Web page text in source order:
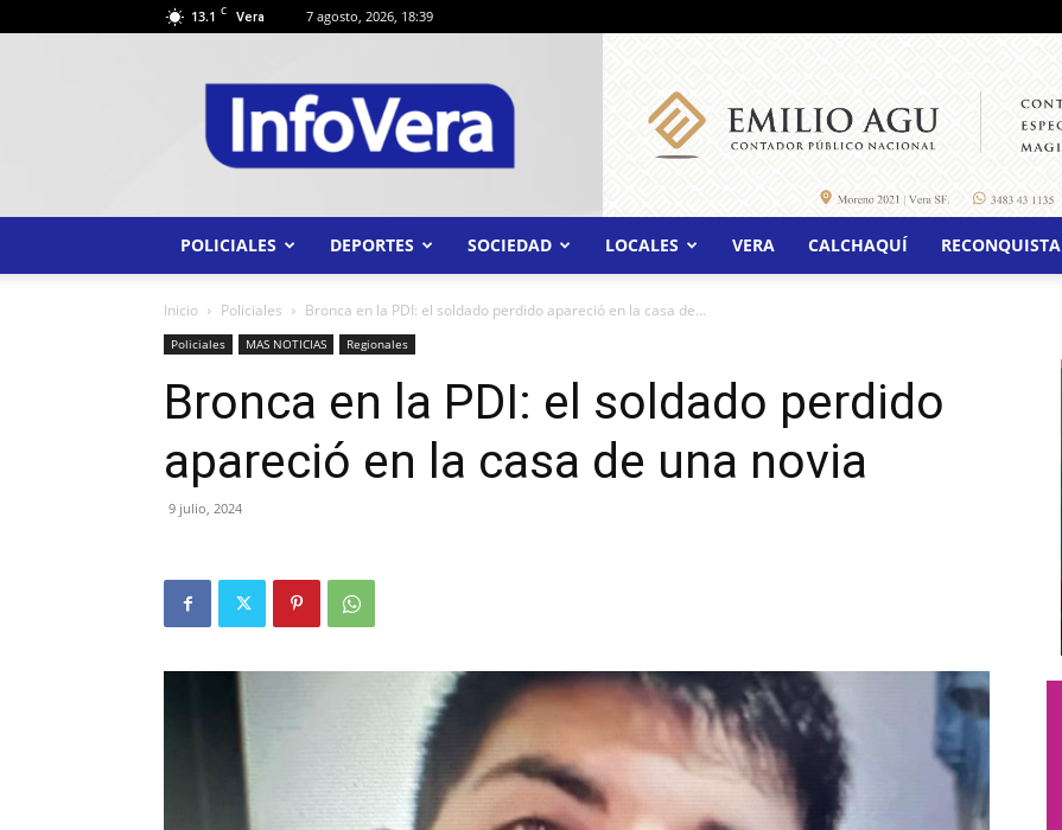
13.1 C Vera 7 agosto, 2026, 18:39
INFO
VERA
POLICIALES DEPORTES SOCIEDAD LOCALES VERA CALCHAQUÍ RECONQUISTA
Inicio Policiales Bronca en la PDI: el soldado perdido apareció en la casa de...
Policiales MAS NOTICIAS Regionales
Bronca en la PDI: el soldado perdido
apareció en la casa de una novia
9 julio, 2024